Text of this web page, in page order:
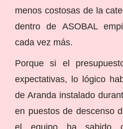
menos costosas de la
dentro de ASOBAL
cada vez más.
Porque si el
expectativas, lo lógico
de Aranda instalado
en puestos de descenso
el equipo ha sabido